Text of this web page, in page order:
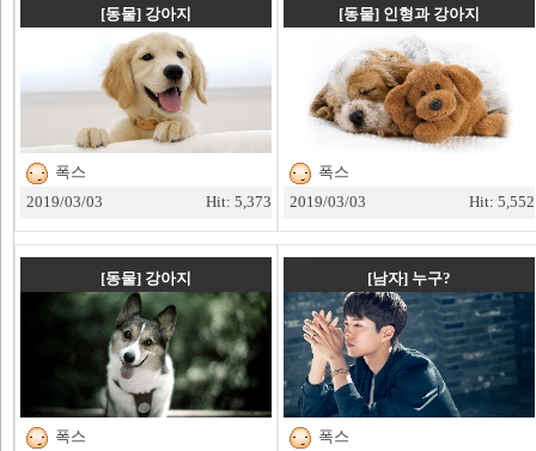
[동물] 강아지
폭스
2019/03/03
Hit: 5,373
[동물] 인형과 강아지
폭스
2019/03/03
Hit: 5,552
[동물] 강아지
폭스
[남자] 누구?
폭스